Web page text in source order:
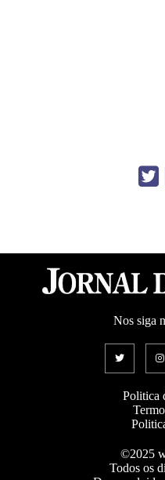
Nos siga
Politica
©2025
Todos os